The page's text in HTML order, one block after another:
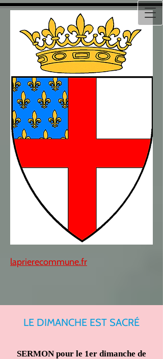
laprierecommune.fr
LE DIMANCHE EST SACRÉ
SERMON pour le 1er dimanche de